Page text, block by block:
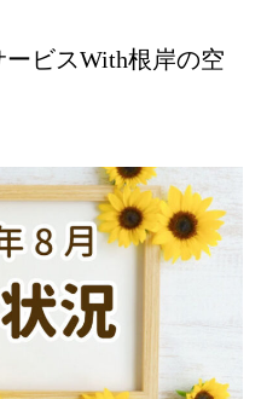
ービスWith根岸の空